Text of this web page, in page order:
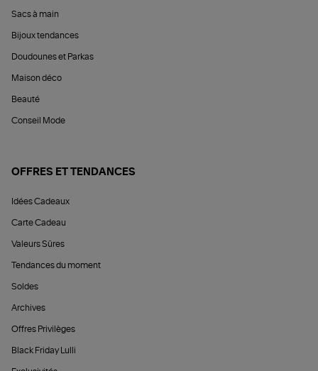
Sacs à main
Bijoux tendances
Doudounes et Parkas
Maison déco
Beauté
Conseil Mode
OFFRES ET TENDANCES
Idées Cadeaux
Carte Cadeau
Valeurs Sûres
Tendances du moment
Soldes
Archives
Offres Privilèges
Black Friday Lulli